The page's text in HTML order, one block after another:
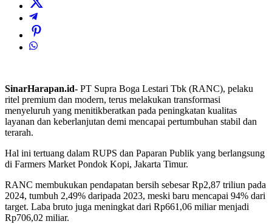
SinarHarapan.id- PT Supra Boga Lestari Tbk (RANC), pelaku
ritel premium dan modern, terus melakukan transformasi
menyeluruh yang menitikberatkan pada peningkatan kualitas
layanan dan keberlanjutan demi mencapai pertumbuhan stabil dan
terarah.
Hal ini tertuang dalam RUPS dan Paparan Publik yang berlangsung
di Farmers Market Pondok Kopi, Jakarta Timur.
RANC membukukan pendapatan bersih sebesar Rp2,87 triliun pada
2024, tumbuh 2,49% daripada 2023, meski baru mencapai 94% dari
target. Laba bruto juga meningkat dari Rp661,06 miliar menjadi
Rp706,02 miliar.